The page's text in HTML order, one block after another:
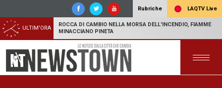
Rubriche LAQTV Live
ULTIM'ORA
ROCCA DI CAMBIO NELLA MORSA DELL'INCENDIO, FIAMME
MINACCIANO PINETA